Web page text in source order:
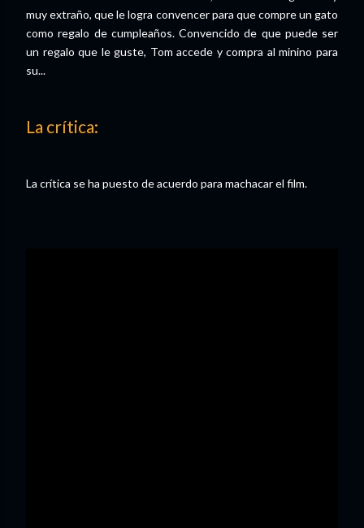
muy extraño, que le logra convencer para que compre un gato
como regalo de cumpleaños. Convencido de que puede ser
un regalo que le guste, Tom accede y compra al minino para
su...
La crítica:
La crítica se ha puesto de acuerdo para machacar el film.